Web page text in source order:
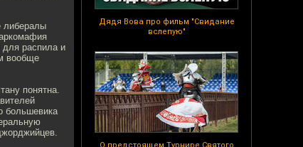
Дядя Вова про фильм "Свидание
вслепую"
либералы
для распила и
вообще
понятна.
большевика